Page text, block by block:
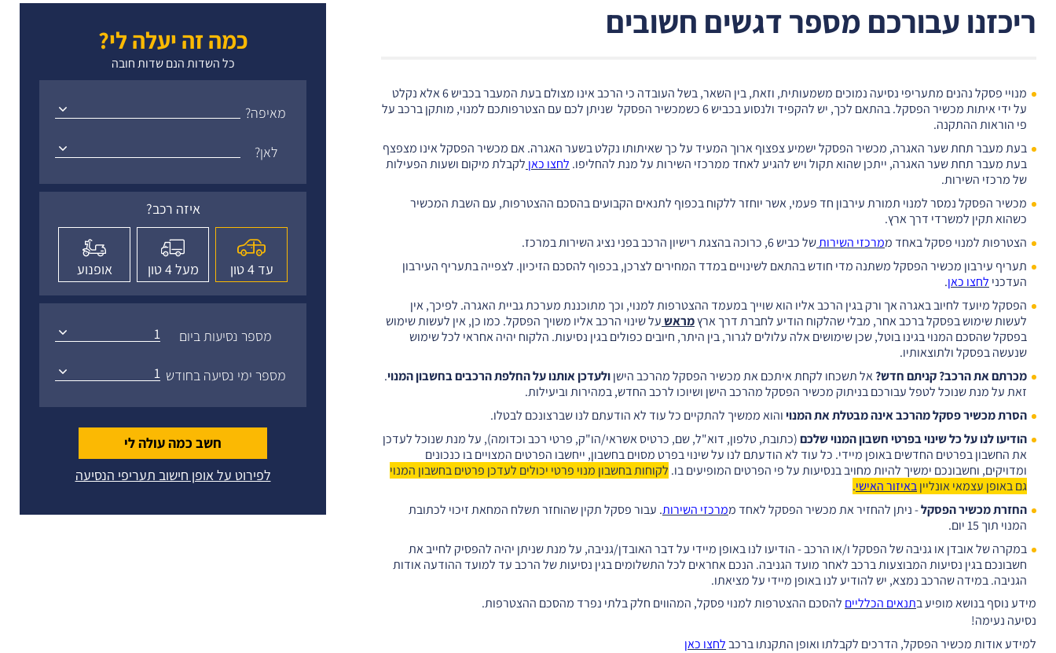
ריכזנו עבורכם מספר דגשים חשובים
מנויי פסקל נהנים מתעריפי נסיעה נמוכים משמעותית, וזאת, בין השאר, בשל העובדה כי הרכב אינו מצולם בעת המעבר בכביש 6 אלא נקלט
על ידי איתות מכשיר הפסקל. בהתאם לכך, יש להקפיד ולנסוע בכביש 6 כשמכשיר הפסקל שניתן לכם עם הצטרפותכם למנוי, מותקן ברכב על
פי הוראות ההתקנה.
בעת מעבר תחת שער האגרה, מכשיר הפסקל ישמיע צפצוף ארוך המעיד על כך שאיתותו נקלט בשער האגרה. אם מכשיר הפסקל אינו מצפצף
בעת מעבר תחת שער האגרה, ייתכן שהוא תקול ויש להגיע לאחד ממרכזי השירות על מנת להחליפו. לחצו כאן לקבלת מיקום ושעות הפעילות
של מרכזי השירות.
מכשיר הפסקל נמסר למנוי תמורת עירבון חד פעמי, אשר יוחזר ללקוח בכפוף לתנאים הקבועים בהסכם ההצטרפות, עם השבת המכשיר
כשהוא תקין למשרדי דרך ארץ.
הצטרפות למנוי פסקל באחד ממרכזי השירותשל כביש 6, כרוכה בהצגת רישיון הרכב בפני נציג השירות במרכז.
תעריף עירבון מכשיר הפסקל משתנה מדי חודש בהתאם לשינויים במדד המחירים לצרכן, בכפוף להסכם הזיכיון. לצפייה בתעריף העירבון
העדכני לחצו כאן.
הפסקל מיועד לחיוב באגרה אך ורק בגין הרכב אליו הוא שוייך במעמד ההצטרפות למנוי, וכך מתוכננת מערכת גביית האגרה. לפיכך, אין
לעשות שימוש בפסקל ברכב אחר, מבלי שהלקוח הודיע לחברת דרך ארץמראשעל שינוי הרכב אליו משויך הפסקל. כמו כן, אין לעשות שימוש
בפסקל שהסכם המנוי בגינו בוטל, שכן שימושים אלה עלולים לגרור, בין היתר, חיובים כפולים בגין נסיעות. הלקוח יהיה אחראי לכל שימוש
שנעשה בפסקל ולתוצאותיו.
מכרתם את הרכב? קניתם חדש?אל תשכחו לקחת איתכם את מכשיר הפסקל מהרכב הישןולעדכן אותנו על החלפת הרכבים בחשבון המנוי.
זאת על מנת שנוכל לטפל עבורכם בניתוק מכשיר הפסקל מהרכב הישן ושיוכו לרכב החדש, במהירות וביעילות.
הסרת מכשיר פסקל מהרכב אינה מבטלת את המנויוהוא ממשיך להתקיים כל עוד לא הודעתם לנו שברצונכם לבטלו.
הודיעו לנו על כל שינוי בפרטי חשבון המנוי שלכם(כתובת, טלפון, דוא"ל, שם, כרטיס אשראי/הו"ק, פרטי רכב וכדומה), על מנת שנוכל לעדכן
את החשבון בפרטים החדשים באופן מיידי. כל עוד לא הודעתם לנו על שינוי בפרט מסוים בחשבון, ייחשבו הפרטים המצויים בו כנכונים
ומדויקים, וחשבונכם ימשיך להיות מחויב בנסיעות על פי הפרטים המופיעים בו. לקוחות בחשבון מנוי פרטי יכולים לעדכן פרטים בחשבון המנוי
גם באופן עצמאי אונלייןבאיזור האישי.
החזרת מכשיר הפסקל- ניתן להחזיר את מכשיר הפסקל לאחד ממרכזי השירות. עבור פסקל תקין שהוחזר תשלח המחאת זיכוי לכתובת
המנוי תוך 15 יום.
במקרה של אובדן או גניבה של הפסקל ו/או הרכב - הודיעו לנו באופן מיידי על דבר האובדן/גניבה, על מנת שניתן יהיה להפסיק לחייב את
חשבונכם בגין נסיעות המבוצעות ברכב לאחר מועד הגניבה. הנכם אחראים לכל התשלומים בגין נסיעות של הרכב עד למועד ההודעה אודות
הגניבה. במידה שהרכב נמצא, יש להודיע לנו באופן מיידי על מציאתו.
מידע נוסף בנושא מופיע בתנאים הכלליים להסכם ההצטרפות למנוי פסקל, המהווים חלק בלתי נפרד מהסכם ההצטרפות.
נסיעה נעימה!
למידע אודות מכשיר הפסקל, הדרכים לקבלתו ואופן התקנתו ברכבלחצו כאן
כמה זה יעלה לי?
כל השדות הנם שדות חובה
מאיפה?
לאן?
איזה רכב?
עד 4 טון מעל 4 טון אופנוע
מספר נסיעות ביום 1
מספר ימי נסיעה בחודש 1
חשב כמה עולה לי
לפירוט על אופן חישוב תעריפי הנסיעה